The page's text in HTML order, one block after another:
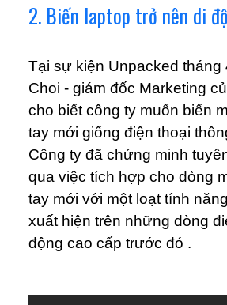
2. Biến laptop trở nên di
Tại sự kiện Unpacked tháng
Choi - giám đốc Marketing
cho biết công ty muốn biến
tay mới giống điện thoại
Công ty đã chứng minh
qua việc tích hợp cho dòng
tay mới với một loạt tính
xuất hiện trên những dòng
động cao cấp trước đó .